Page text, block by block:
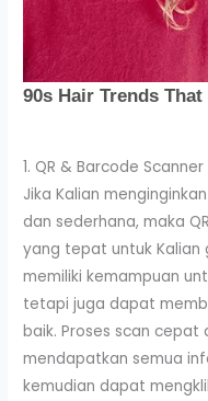
1. QR & Barcode Scanner
Jika Kalian
dan sederhana, maka
yang tepat untuk Kalian
memiliki kemampuan
tetapi juga dapat
baik. Proses scan cepat
mendapatkan semua
kemudian dapat